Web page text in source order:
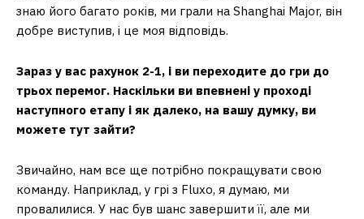
знаю його багато років, ми грали на Shanghai Major, він
добре виступив, і це моя відповідь.
Зараз у вас рахунок 2-1, і ви переходите до гри до
трьох перемог. Наскільки ви впевнені у проході
наступного етапу і як далеко, на вашу думку, ви
можете тут зайти?
Звичайно, нам все ще потрібно покращувати свою
команду. Наприклад, у грі з Fluxo, я думаю, ми
провалилися. У нас був шанс завершити її, але ми